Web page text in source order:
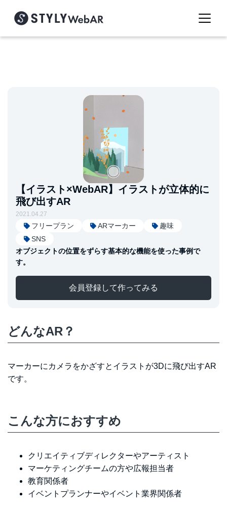
【イラスト×WebAR】イラストが立体的に
飛び出すAR
2021.04.27
フリープラン ARマーカー
趣味
SNS
オブジェクトの位置をずらす基本的な機能を使った事例で
す。
会員登録して作ってみる
どんなAR？
マーカーにカメラをかざすとイラストが3Dに飛び出すAR
です。
こんな方におすすめ
クリエイティブディレクターやアーティスト
マーケティングチームの方や広報担当者
教育関係者
イベントプランナーやイベント業界関係者